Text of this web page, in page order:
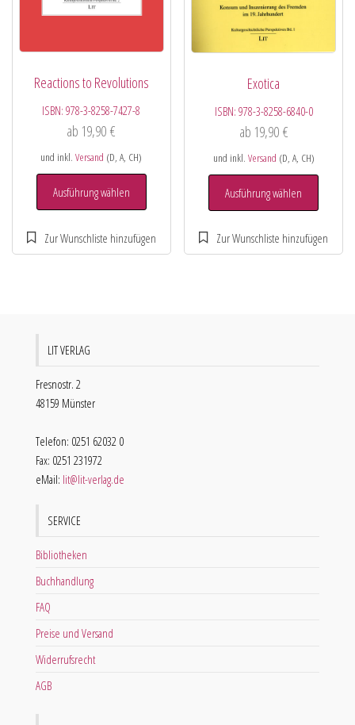
Reactions to Revolutions
ISBN:978-3-8258-7427-8
ab 19,90€
und inkl.Versand (D, A, CH)
Ausführung wählen
Exotica
ISBN: 978-3-8258-6840-0
ab 19,90 €
und inkl. Versand (D, A, CH)
Ausführung wählen
LIT VERLAG
Fresnostr. 2
48159 Münster
Telefon: 0251 62032 0
Fax: 0251 231972
eMail: lit@lit-verlag.de
SERVICE
Bibliotheken
Buchhandlung
FAQ
Preise und Versand
Widerrufsrecht
AGB